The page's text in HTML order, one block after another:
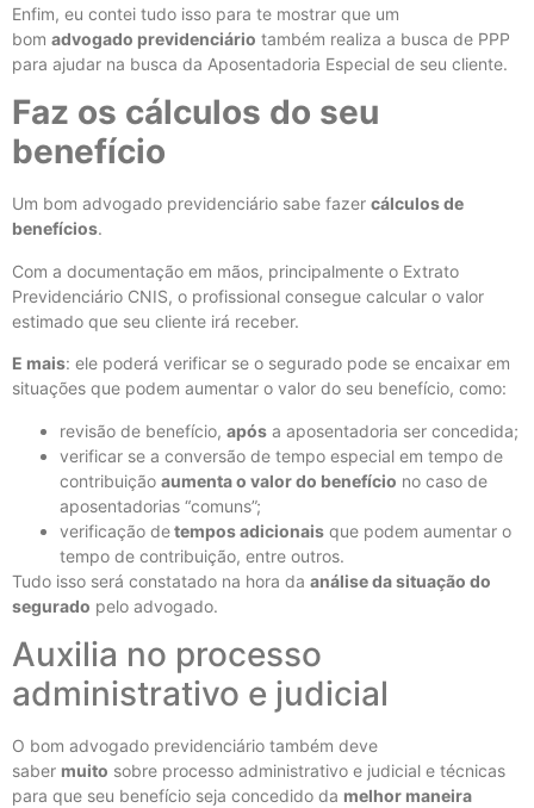
Enfim, eu contei tudo isso para te mostrar que um
bom advogado previdenciário também realiza a busca de PPP
para ajudar na busca da Aposentadoria Especial de seu cliente.
Faz os cálculos do seu
benefício
Um bom advogado previdenciário sabe fazer cálculos de
benefícios.
Com a documentação em mãos, principalmente o Extrato
Previdenciário CNIS, o profissional consegue calcular o valor
estimado que seu cliente irá receber.
E mais: ele poderá verificar se o segurado pode se encaixar em
situações que podem aumentar o valor do seu benefício, como:
revisão de benefício, após a aposentadoria ser concedida;
verificar se a conversão de tempo especial em tempo de
contribuição aumenta o valor do benefício no caso de
aposentadorias “comuns”;
verificação detempos adicionais que podem aumentar o
tempo de contribuição, entre outros.
Tudo isso será constatado na hora da análise da situação do
segurado pelo advogado.
Auxilia no processo
administrativo e judicial
O bom advogado previdenciário também deve
saber muito sobre processo administrativo e judicial e técnicas
para que seu benefício seja concedido da melhor maneira